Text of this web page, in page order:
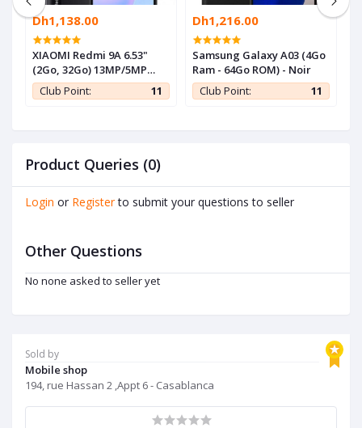
Sold by
Mobile shop
194, rue Hassan 2 ,Appt 6 - Casablanca
Dh1,138.00
XIAOMI Redmi 9A 6.53"
(2Go, 32Go) 13MP/5MP
Android - Gris - 1 an de
garantie
Club Point: 11
Dh1,216.00
Samsung Galaxy A03 (4Go
Ram - 64Go ROM) - Noir
Club Point:
11
Product Queries (0)
Login or Register to submit your questions to seller
Other Questions
No none asked to seller yet